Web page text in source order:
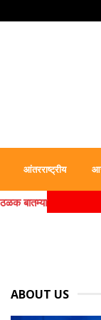
आंतरराष्ट्रीय
ठळक बातम्या
ABOUT US